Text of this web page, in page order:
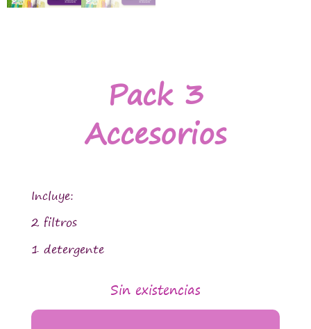
Pack 3
Accesorios
Incluye:
2 filtros
1 detergente
Sin existencias